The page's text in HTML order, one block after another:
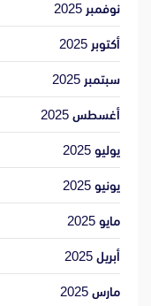
نوفمبر 2025
أكتوبر 2025
سبتمبر 2025
أغسطس 2025
يوليو 2025
يونيو 2025
مايو 2025
أبريل 2025
مارس 2025